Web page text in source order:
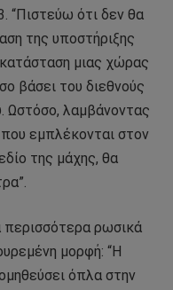
“Πιστεύω ότι δεν θα
της υποστήριξης
μιας χώρας
βάσει του διεθνούς
Ωστόσο, λαμβάνοντας
εμπλέκονται στον
της μάχης, θα
ρωσικά
μορφή: “Η
όπλα στην